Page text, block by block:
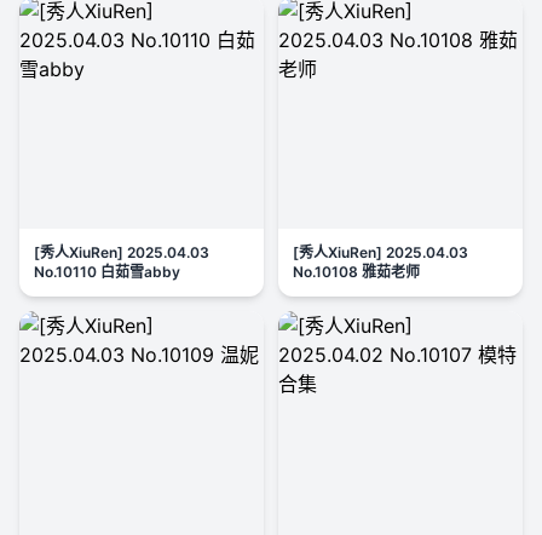
[秀人XiuRen] 2025.04.03
No.10110 白茹雪abby
[秀人XiuRen] 2025.04.03
No.10108 雅茹老师